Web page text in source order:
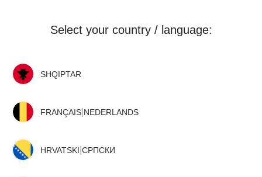
Select your country / language:
SHQIPTAR
FRANÇAIS NEDERLANDS
HRVATSKI СРПСКИ